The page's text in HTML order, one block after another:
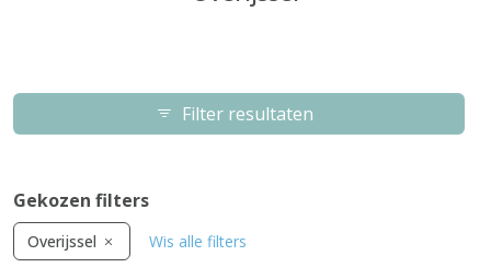
Filter resultaten
Gekozen filters
Overijssel Wis alle filters